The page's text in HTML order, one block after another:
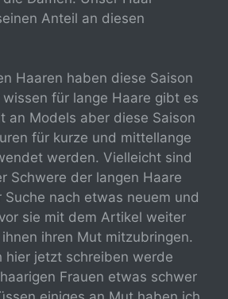
Anteil an diesen
Haaren haben diese Saison
für lange Haare gibt es
an Models aber diese Saison
für kurze und mittellange
werden. Vielleicht sind
Schwere der langen Haare
nach etwas neuem und
sie mit dem Artikel weiter
ihren Mut mitzubringen.
hier jetzt schreiben werde
Frauen etwas schwer